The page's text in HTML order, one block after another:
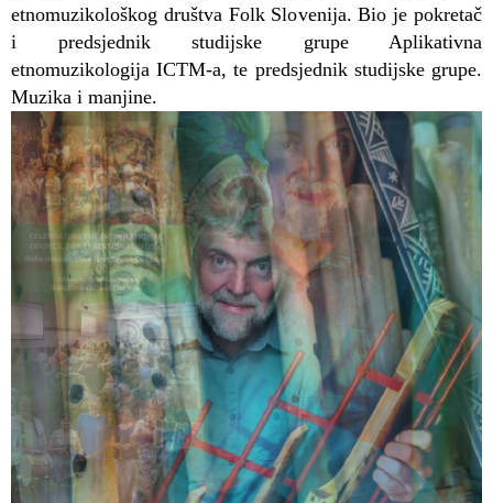
etnomuzikološkog društva Folk Slovenija. Bio je pokretač
i predsjednik studijske grupe Aplikativna
etnomuzikologija ICTM-a, te predsjednik studijske grupe.
Muzika i manjine.